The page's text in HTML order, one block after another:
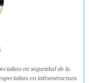
en seguridad de la
en infraestructura